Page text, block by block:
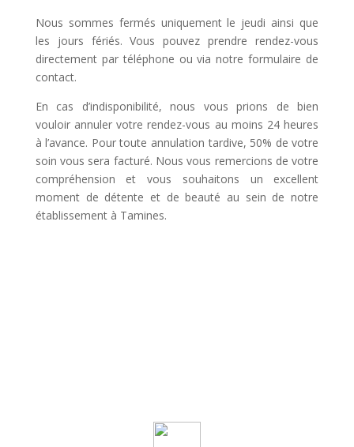
Nous sommes fermés uniquement le jeudi ainsi que
les jours fériés. Vous pouvez prendre rendez-vous
directement par téléphone ou via notre formulaire de
contact.
En cas d’indisponibilité, nous vous prions de bien
vouloir annuler votre rendez-vous au moins 24 heures
à l’avance. Pour toute annulation tardive, 50% de votre
soin vous sera facturé. Nous vous remercions de votre
compréhension et vous souhaitons un excellent
moment de détente et de beauté au sein de notre
établissement à Tamines.